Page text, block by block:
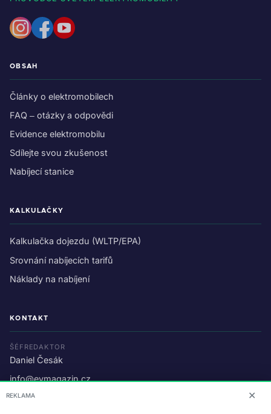
OBSAH
Články o elektromobilech
FAQ – otázky a odpovědi
Evidence elektromobilu
Sdílejte svou zkušenost
Nabíjecí stanice
KALKULAČKY
Kalkulačka dojezdu (WLTP/EPA)
Srovnání nabíjecích tarifů
Náklady na nabíjení
KONTAKT
ŠÉFREDAKTOR
Daniel Česák
info@evmagazin.cz
O nás
REKLAMA ✕